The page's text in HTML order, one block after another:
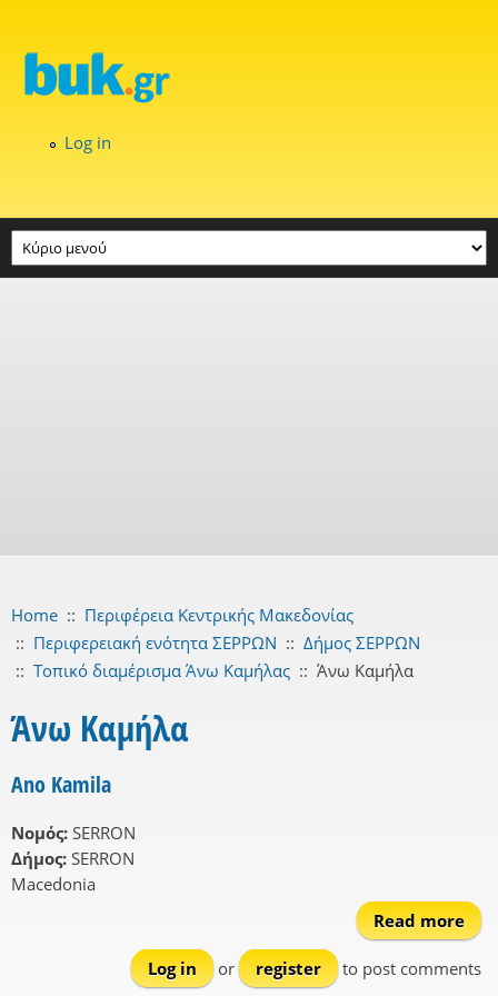
Log in
Home :: Περιφέρεια Κεντρικής Μακεδονίας
:: Περιφερειακή ενότητα ΣΕΡΡΩΝ :: Δήμος ΣΕΡΡΩΝ
:: Τοπικό διαμέρισμα Άνω Καμήλας :: Άνω Καμήλα
Άνω Καμήλα
Ano Kamila
Νομός: SERRON
Δήμος: SERRON
Macedonia
Read more
Log in or register to post comments